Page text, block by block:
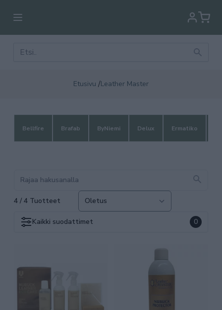
Etusivu /Leather Master
Bellfire Brafab ByNiemi Delux Ermatiko
4 / 4 Tuotteet
Kaikki suodattimet 0